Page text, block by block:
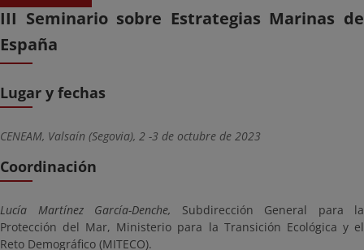
III Seminario sobre Estrategias Marinas de
España
Lugar y fechas
CENEAM, Valsaín (Segovia), 2 -3 de octubre de 2023
Coordinación
Lucía Martínez García-Denche, Subdirección General para la
Protección del Mar, Ministerio para la Transición Ecológica y el
Reto Demográfico (MITECO).